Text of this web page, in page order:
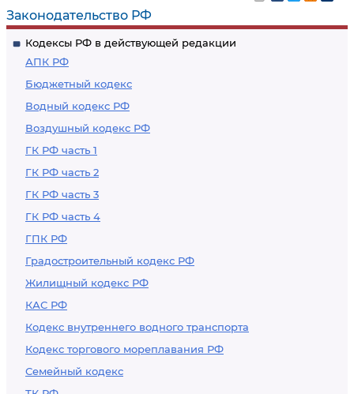
Законодательство РФ
Кодексы РФ в действующей редакции
АПК РФ
Бюджетный кодекс
Водный кодекс РФ
Воздушный кодекс РФ
ГК РФ часть 1
ГК РФ часть 2
ГК РФ часть 3
ГК РФ часть 4
ГПК РФ
Градостроительный кодекс РФ
Жилищный кодекс РФ
КАС РФ
Кодекс внутреннего водного транспорта
Кодекс торгового мореплавания РФ
Семейный кодекс